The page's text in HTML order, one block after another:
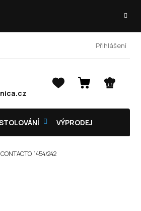
Přihlášení
NÁKUPNÍ
VÝPRODEJ
1454/242